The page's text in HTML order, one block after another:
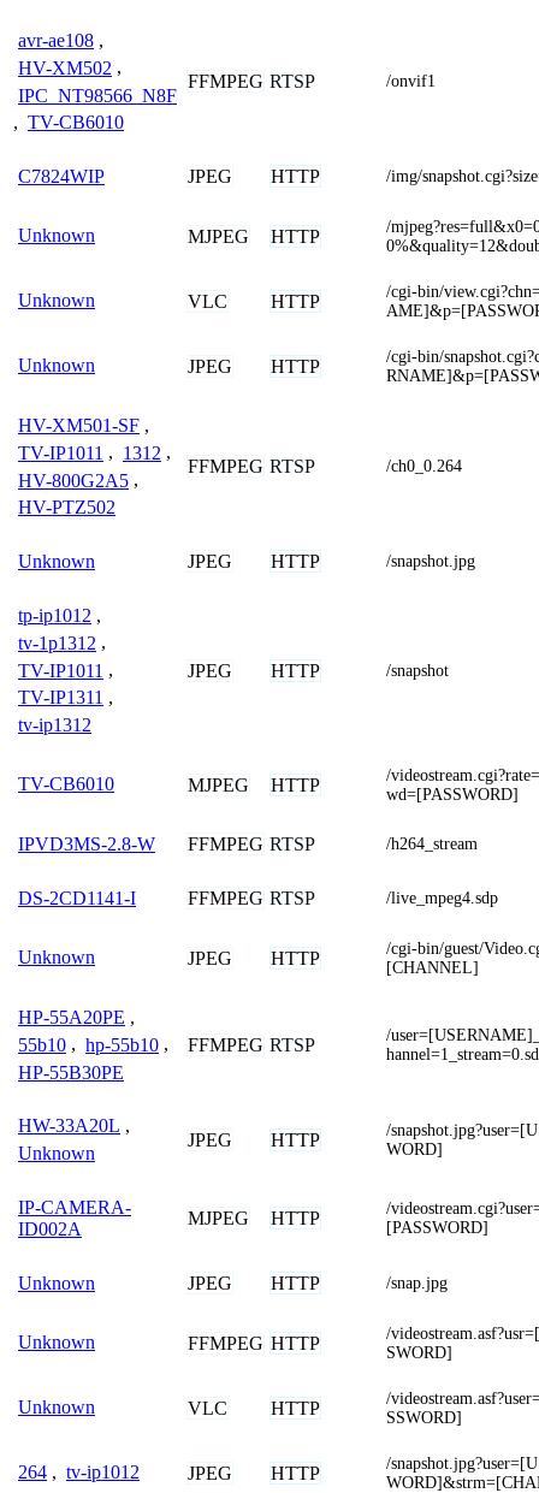
avr-ae108 ,
HV-XM502 ,
IPC_NT98566_N8F
, TV-CB6010
FFMPEG RTSP /onvif1
C7824WIP JPEG HTTP /img/
Unknown MJPEG HTTP
/
Unknown VLC HTTP
/cgi-bin/
Unknown JPEG HTTP
/cgi-bin/
HV-XM501-SF ,
TV-IP1011 , 1312 ,
HV-800G2A5 ,
HV-PTZ502
FFMPEG RTSP /ch0_0.264
Unknown JPEG HTTP /snapshot.jpg
tp-ip1012 ,
tv-1p1312 ,
TV-IP1011 ,
TV-IP1311 ,
tv-ip1312
JPEG HTTP /snapshot
TV-CB6010 MJPEG HTTP
/
wd=[PASSWORD]
IPVD3MS-2.8-W FFMPEG RTSP /h264_stream
DS-2CD1141-I FFMPEG RTSP /live_mpeg4.sdp
Unknown JPEG HTTP
/cgi-bin/guest/
[CHANNEL]
HP-55A20PE ,
55b10 , hp-55b10 ,
HP-55B30PE
FFMPEG RTSP
/
HW-33A20L ,
Unknown
JPEG HTTP
/
WORD]
IP-CAMERA-
ID002A
MJPEG HTTP
/
[PASSWORD]
Unknown JPEG HTTP /snap.jpg
Unknown FFMPEG HTTP
/
SWORD]
Unknown VLC HTTP
/
SSWORD]
264 , tv-ip1012 JPEG HTTP
/